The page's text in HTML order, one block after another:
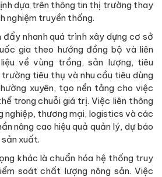
dựa trên thông tin thị trường thay
nghiệm truyền thống.
đẩy nhanh quá trình xây dựng cơ sở
gia theo hướng đồng bộ và liên
về vùng trồng, sản lượng, tiêu
tiêu thụ và nhu cầu tiêu dùng
xuyên, tạo nền tảng cho việc
trong chuỗi giá trị. Việc liên thông
nghiệp, thương mại, logistics và các
nâng cao hiệu quả quản lý, dự báo
xuất.
khác là chuẩn hóa hệ thống truy
soát chất lượng nông sản. Việc